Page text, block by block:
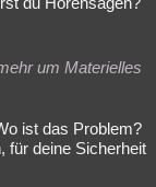
um Materielles
ist das Problem?
für deine Sicherheit